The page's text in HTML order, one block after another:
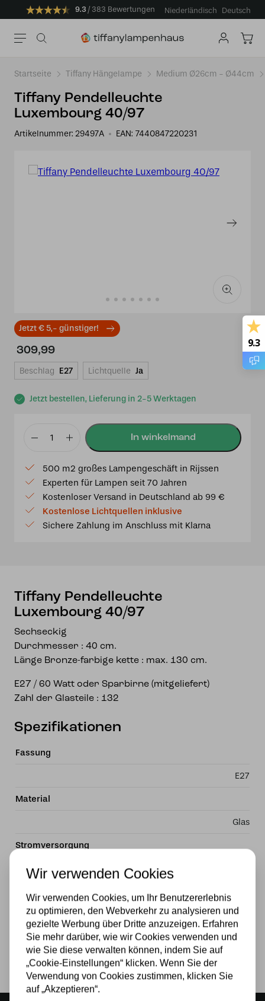
9.3 383 Bewertungen Niederländisch Deutsch
Startseite Tiffany Hängelampe Medium Ø26cm - Ø44cm
Tiffany Pendelleuchte
Luxembourg 40/97
Artikelnummer: 29497A EAN: 7440847220231
Jetzt € 5,- günstiger!
Jetzt bestellen, Lieferung in 2-5 Werktagen
309,99
Beschlag E27 Lichtquelle Ja
Tiffany
Luxembourg
40/97
Menge
500 m2 großes Lampengeschäft in Rijssen
Experten für Lampen seit 70 Jahren
Kostenloser Versand in Deutschland ab 99 €
Kostenlose Lichtquellen inklusive
Sichere Zahlung im Anschluss mit Klarna
Tiffany Pendelleuchte
Luxembourg 40/97
Sechseckig
Durchmesser : 40 cm.
Länge Bronze-farbige kette : max. 130 cm.
E27 / 60 Watt oder Sparbirne (mitgeliefert)
Zahl der Glasteile : 132
Spezifikationen
Fassung
E27
Material
Glas
Stromversorgung
Wattzahl
60W
Lichtquelle
9.3
Wir verwenden Cookies
Wir verwenden Cookies, um Ihr Benutzererlebnis
zu optimieren, den Webverkehr zu analysieren und
gezielte Werbung über Dritte anzuzeigen. Erfahren
Sie mehr darüber, wie wir Cookies verwenden und
wie Sie diese verwalten können, indem Sie auf
„Cookie-Einstellungen“ klicken. Wenn Sie der
Verwendung von Cookies zustimmen, klicken Sie
auf „Akzeptieren“.